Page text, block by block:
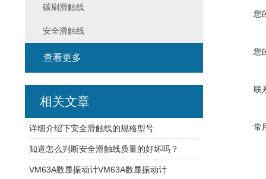
您
您
联
常
碳刷滑触线
安全滑触线
查看更多
相关文章
详细介绍下安全滑触线的规格型号
知道怎么判断安全滑触线质量的好坏吗？
VM63A数显振动计VM63A数显振动计